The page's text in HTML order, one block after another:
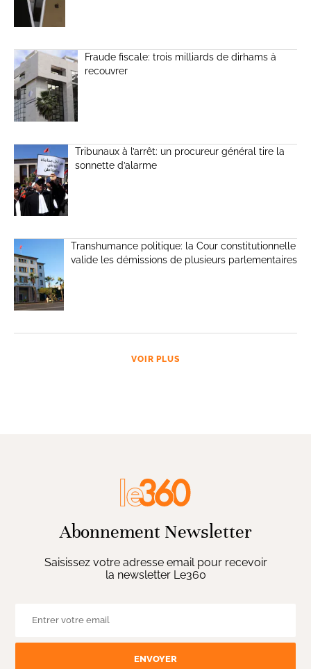
Fraude fiscale: trois milliards de dirhams à
recouvrer
Tribunaux à l’arrêt: un procureur général tire la
sonnette d’alarme
Transhumance politique: la Cour constitutionnelle
valide les démissions de plusieurs parlementaires
VOIR PLUS
Abonnement Newsletter
Saisissez votre adresse email pour recevoir
la newsletter Le360
ENVOYER